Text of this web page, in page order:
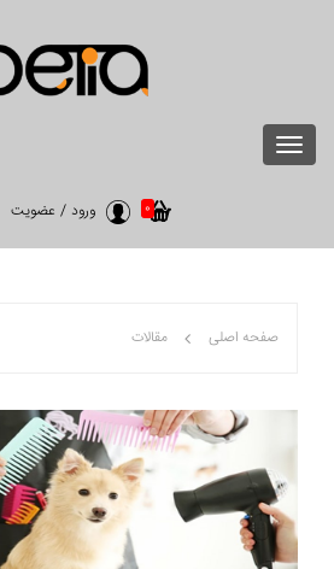
Toggle
navigation
0 ورود / عضویت
صفحه اصلی مقالات